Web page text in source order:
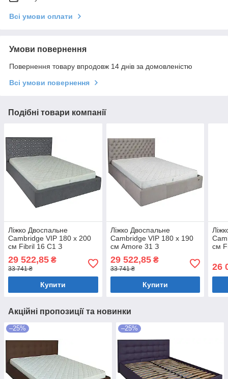
Всі умови оплати
Умови повернення
Повернення товару впродовж 14 днів за домовленістю
Всі умови повернення
Подібні товари компанії
Ліжко Двоспальне
Cambridge VIP 180 х 200
см Fibril 16 С1 З
додатковою металевою
цільнозварною рамою
Темно-сірий
29 522,85 ₴
33 741 ₴
Купити
Ліжко Двоспальне
Cambridge VIP 180 х 190
см Amore 31 З
додатковою металевою
цільнозварною рамою
Сірий
29 522,85₴
33 741 ₴
Купити
см
26
Акційні пропозиції та новинки
–25% –25%